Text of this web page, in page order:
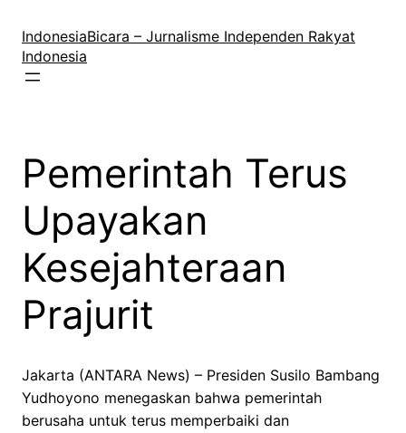
konten
IndonesiaBicara – Jurnalisme Independen Rakyat
Indonesia
Pemerintah Terus
Upayakan
Kesejahteraan
Prajurit
Jakarta (ANTARA News) – Presiden Susilo Bambang
Yudhoyono menegaskan bahwa pemerintah
berusaha untuk terus memperbaiki dan